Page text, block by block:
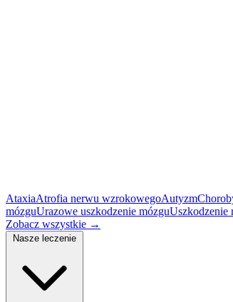
AtaxiaAtrofia nerwu wzrokowegoAutyzm
mózguUrazowe uszkodzenie mózguUszkodzenie
Zobacz wszystkie →